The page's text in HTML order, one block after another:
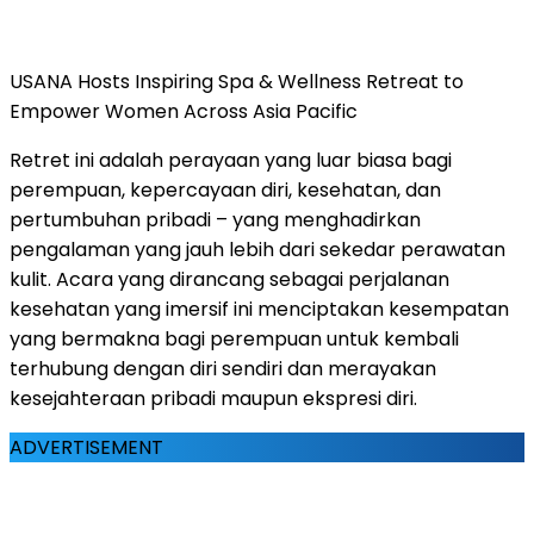
USANA Hosts Inspiring Spa & Wellness Retreat to
Empower Women Across Asia Pacific
Retret ini adalah perayaan yang luar biasa bagi
perempuan, kepercayaan diri, kesehatan, dan
pertumbuhan pribadi – yang menghadirkan
pengalaman yang jauh lebih dari sekedar perawatan
kulit. Acara yang dirancang sebagai perjalanan
kesehatan yang imersif ini menciptakan kesempatan
yang bermakna bagi perempuan untuk kembali
terhubung dengan diri sendiri dan merayakan
kesejahteraan pribadi maupun ekspresi diri.
ADVERTISEMENT